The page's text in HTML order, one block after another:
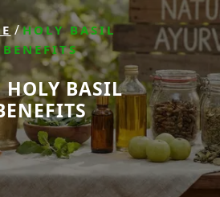
/HOLY BASIL
BENEFITS
HOLY BASIL